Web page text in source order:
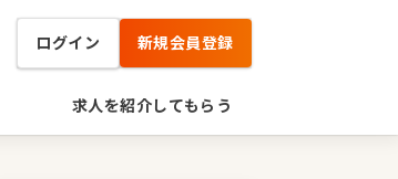
ログイン 新規会員登録
求人を紹介してもらう